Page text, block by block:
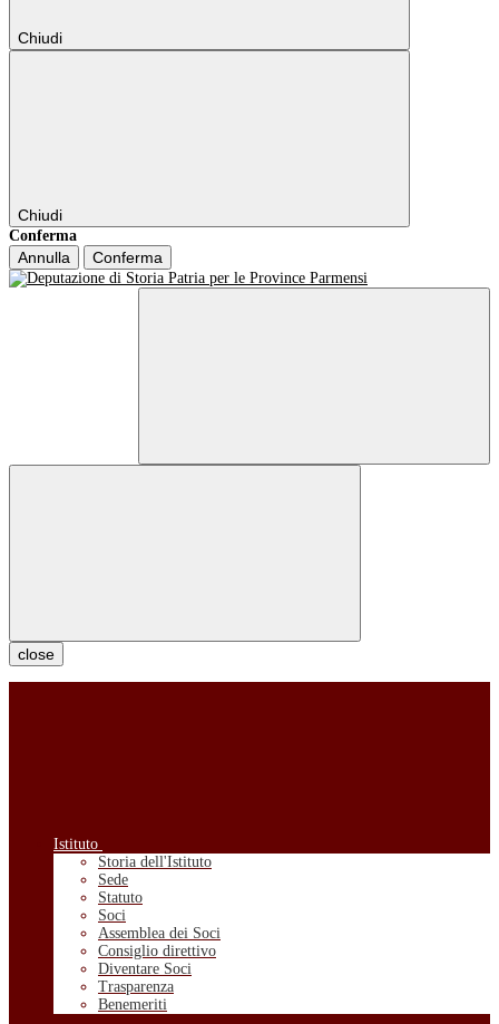
Chiudi
Chiudi
Conferma
Annulla Conferma
close
Istituto
Storia dell'Istituto
Sede
Statuto
Soci
Assemblea dei Soci
Consiglio direttivo
Diventare Soci
Trasparenza
Benemeriti